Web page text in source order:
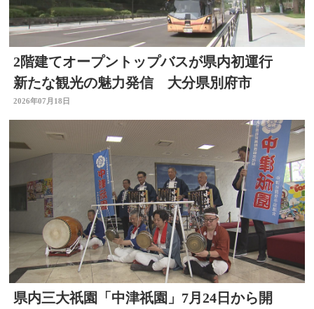
2階建てオープントップバスが県内初運行
新たな観光の魅力発信 大分県別府市
2026年07月18日
県内三大祇園「中津祇園」7月24日から開